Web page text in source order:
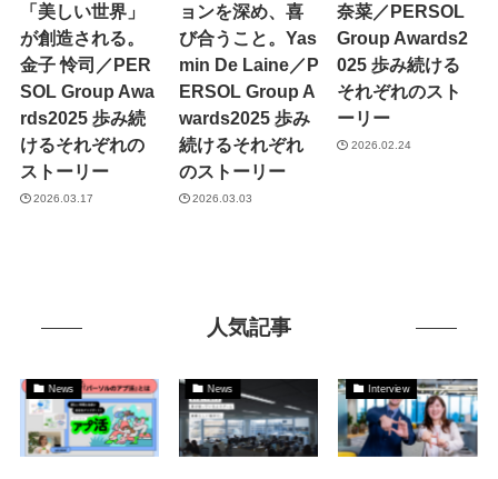
「美しい世界」
が創造される。
金子 怜司／PER
SOL Group Awa
rds2025 歩み続
けるそれぞれの
ストーリー
2026.03.17
ョンを深め、喜
び合うこと。Yas
min De Laine／P
ERSOL Group A
wards2025 歩み
続けるそれぞれ
のストーリー
2026.03.03
奈菜／PERSOL
Group Awards2
025 歩み続ける
それぞれのスト
ーリー
2026.02.24
人気記事
News News Interview